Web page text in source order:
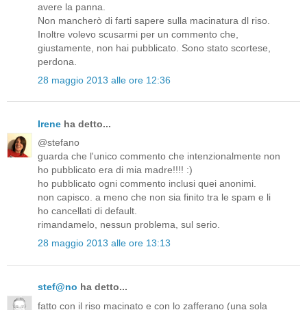
avere la panna.
Non mancherò di farti sapere sulla macinatura dl riso.
Inoltre volevo scusarmi per un commento che,
giustamente, non hai pubblicato. Sono stato scortese,
perdona.
28 maggio 2013 alle ore 12:36
Irene ha detto...
@stefano
guarda che l'unico commento che intenzionalmente non
ho pubblicato era di mia madre!!!! :)
ho pubblicato ogni commento inclusi quei anonimi.
non capisco. a meno che non sia finito tra le spam e li
ho cancellati di default.
rimandamelo, nessun problema, sul serio.
28 maggio 2013 alle ore 13:13
stef@no ha detto...
fatto con il riso macinato e con lo zafferano (una sola